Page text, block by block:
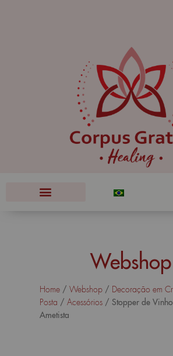
Webshop
Home / Webshop / Decoração em
Posta / Acessórios / Stopper de
Ametista